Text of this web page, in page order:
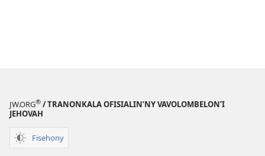
JW.ORG® / TRANONKALA OFISIALIN’NY VAVOLOMBELON’I
JEHOVAH
Fisehony